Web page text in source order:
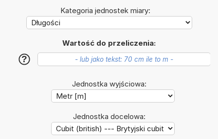
Kategoria jednostek miary:
Wartość do przeliczenia:
?
Jednostka wyjściowa:
Jednostka docelowa: